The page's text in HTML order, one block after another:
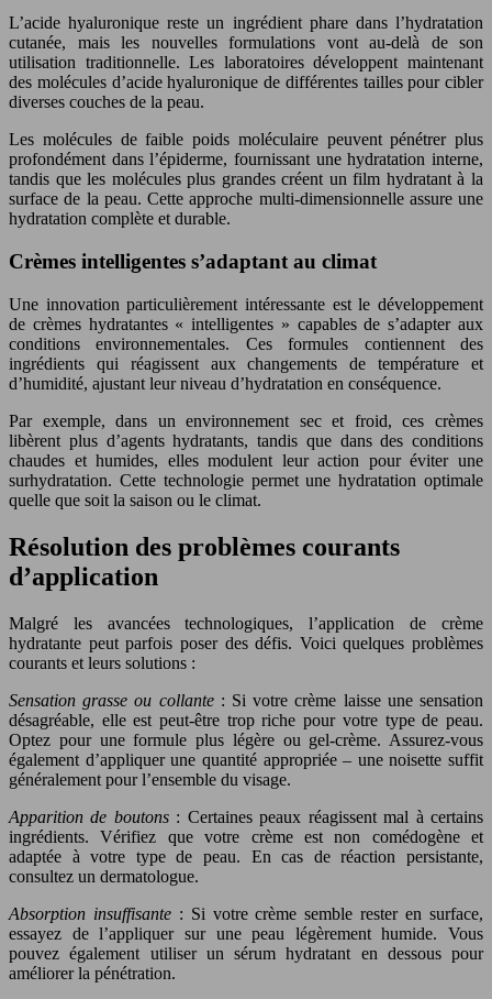
L’acide hyaluronique reste un ingrédient phare dans l’hydratation
cutanée, mais les nouvelles formulations vont au-delà de son
utilisation traditionnelle. Les laboratoires développent maintenant
des molécules d’acide hyaluronique de différentes tailles pour cibler
diverses couches de la peau.
Les molécules de faible poids moléculaire peuvent pénétrer plus
profondément dans l’épiderme, fournissant une hydratation interne,
tandis que les molécules plus grandes créent un film hydratant à la
surface de la peau. Cette approche multi-dimensionnelle assure une
hydratation complète et durable.
Crèmes intelligentes s’adaptant au climat
Une innovation particulièrement intéressante est le développement
de crèmes hydratantes « intelligentes » capables de s’adapter aux
conditions environnementales. Ces formules contiennent des
ingrédients qui réagissent aux changements de température et
d’humidité, ajustant leur niveau d’hydratation en conséquence.
Par exemple, dans un environnement sec et froid, ces crèmes
libèrent plus d’agents hydratants, tandis que dans des conditions
chaudes et humides, elles modulent leur action pour éviter une
surhydratation. Cette technologie permet une hydratation optimale
quelle que soit la saison ou le climat.
Résolution des problèmes courants
d’application
Malgré les avancées technologiques, l’application de crème
hydratante peut parfois poser des défis. Voici quelques problèmes
courants et leurs solutions :
Sensation grasse ou collante : Si votre crème laisse une sensation
désagréable, elle est peut-être trop riche pour votre type de peau.
Optez pour une formule plus légère ou gel-crème. Assurez-vous
également d’appliquer une quantité appropriée – une noisette suffit
généralement pour l’ensemble du visage.
Apparition de boutons : Certaines peaux réagissent mal à certains
ingrédients. Vérifiez que votre crème est non comédogène et
adaptée à votre type de peau. En cas de réaction persistante,
consultez un dermatologue.
Absorption insuffisante : Si votre crème semble rester en surface,
essayez de l’appliquer sur une peau légèrement humide. Vous
pouvez également utiliser un sérum hydratant en dessous pour
améliorer la pénétration.